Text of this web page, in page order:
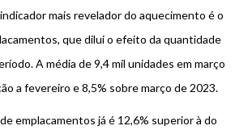
mais revelador do aquecimento é o
que dilui o efeito da quantidade
A média de 9,4 mil unidades em março
a fevereiro e 8,5% sobre março de 2023.
emplacamentos já é 12,6% superior à do